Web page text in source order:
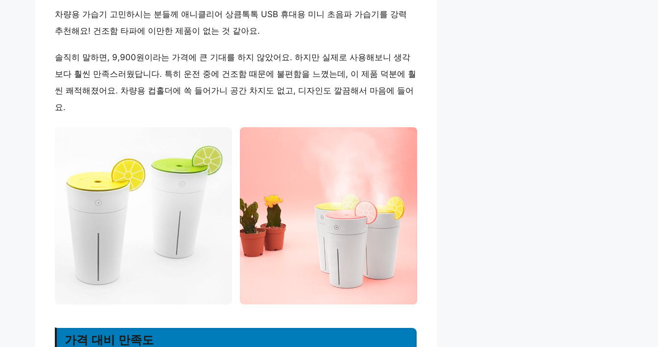
차량용 가습기 고민하시는 분들께 애니클리어 상큼톡톡 USB 휴대용 미니 초음파 가습기를 강력
추천해요! 건조함 타파에 이만한 제품이 없는 것 같아요.
솔직히 말하면, 9,900원이라는 가격에 큰 기대를 하지 않았어요. 하지만 실제로 사용해보니 생각
보다 훨씬 만족스러웠답니다. 특히 운전 중에 건조함 때문에 불편함을 느꼈는데, 이 제품 덕분에 훨
씬 쾌적해졌어요. 차량용 컵홀더에 쏙 들어가니 공간 차지도 없고, 디자인도 깔끔해서 마음에 들어
요.
가격 대비 만족도